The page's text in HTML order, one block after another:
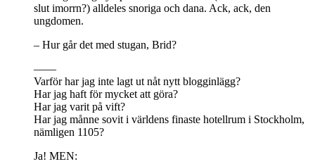
slut imorrn?) alldeles snoriga och dana. Ack, ack, den
ungdomen.
– Hur går det med stugan, Brid?
––––
Varför har jag inte lagt ut nåt nytt blogginlägg?
Har jag haft för mycket att göra?
Har jag varit på vift?
Har jag månne sovit i världens finaste hotellrum i Stockholm,
nämligen 1105?
Ja! MEN: